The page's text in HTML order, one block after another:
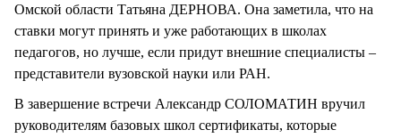
Омской области Татьяна ДЕРНОВА. Она заметила, что на
ставки могут принять и уже работающих в школах
педагогов, но лучше, если придут внешние специалисты –
представители вузовской науки или РАН.
В завершение встречи Александр СОЛОМАТИН вручил
руководителям базовых школ сертификаты, которые